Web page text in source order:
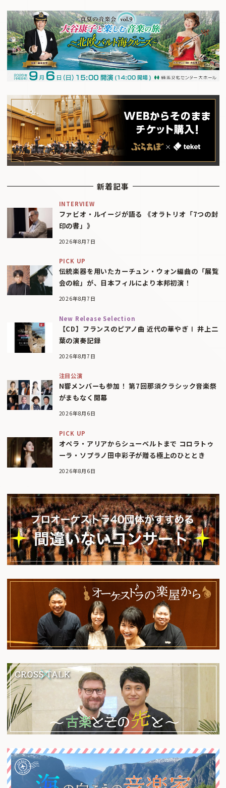
新着記事
INTERVIEW
ファビオ・ルイージが語る 《オラトリオ「7つの封
印の書」》
2026年8月7日
PICK UP
伝統楽器を用いたカーチュン・ウォン編曲の「展覧
会の絵」が、日本フィルにより本邦初演！
2026年8月7日
New Release Selection
【CD】フランスのピアノ曲 近代の華やぎⅠ 井上二
葉の演奏記録
2026年8月7日
注目公演
N響メンバーも参加！ 第7回那須クラシック音楽祭
がまもなく開幕
2026年8月6日
PICK UP
オペラ・アリアからシューベルトまで コロラトゥ
ーラ・ソプラノ田中彩子が贈る極上のひととき
2026年8月6日